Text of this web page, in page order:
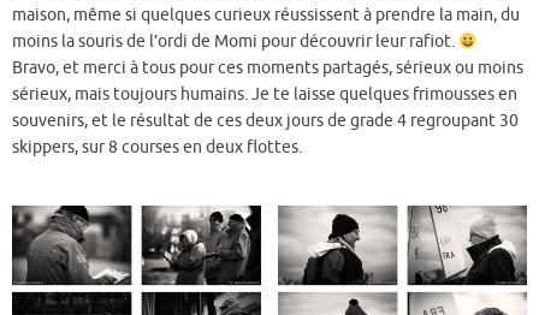
maison, même si quelques curieux réussissent à prendre la main, du
moins la souris de l’ordi de Momi pour découvrir leur rafiot.
Bravo, et merci à tous pour ces moments partagés, sérieux ou moins
sérieux, mais toujours humains. Je te laisse quelques frimousses en
souvenirs, et le résultat de ces deux jours de grade 4 regroupant 30
skippers, sur 8 courses en deux flottes.